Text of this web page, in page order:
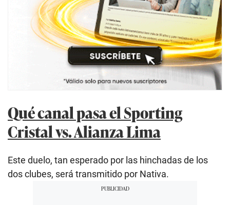
Qué canal pasa el Sporting
Cristal vs. Alianza Lima
Este duelo, tan esperado por las hinchadas de los
dos clubes, será transmitido por Nativa.